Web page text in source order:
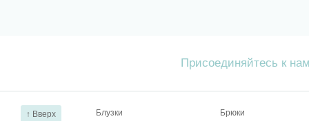
Присоединяйтесь к
↑ Вверх Блузки
Брюки